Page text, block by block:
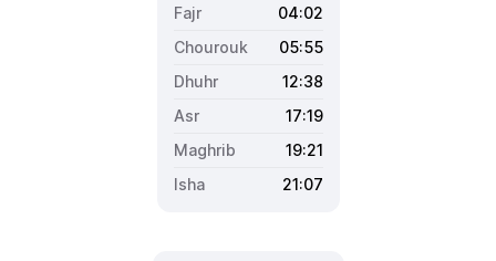
04:02
05:55
12:38
17:19
19:21
21:07